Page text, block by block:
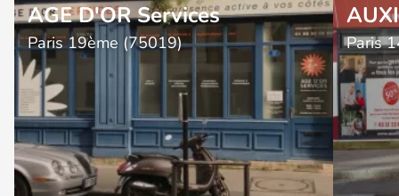
AGE D'OR Services
Paris 19ème (75019) Paris